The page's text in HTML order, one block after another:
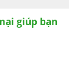
giúp bạn